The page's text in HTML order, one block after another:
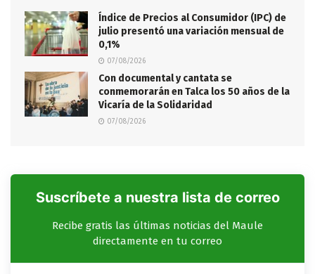
Índice de Precios al Consumidor (IPC) de
julio presentó una variación mensual de
0,1%
07/08/2026
Con documental y cantata se
conmemorarán en Talca los 50 años de la
Vicaría de la Solidaridad
07/08/2026
Suscríbete a nuestra lista de correo
Recibe gratis las últimas noticias del Maule
directamente en tu correo